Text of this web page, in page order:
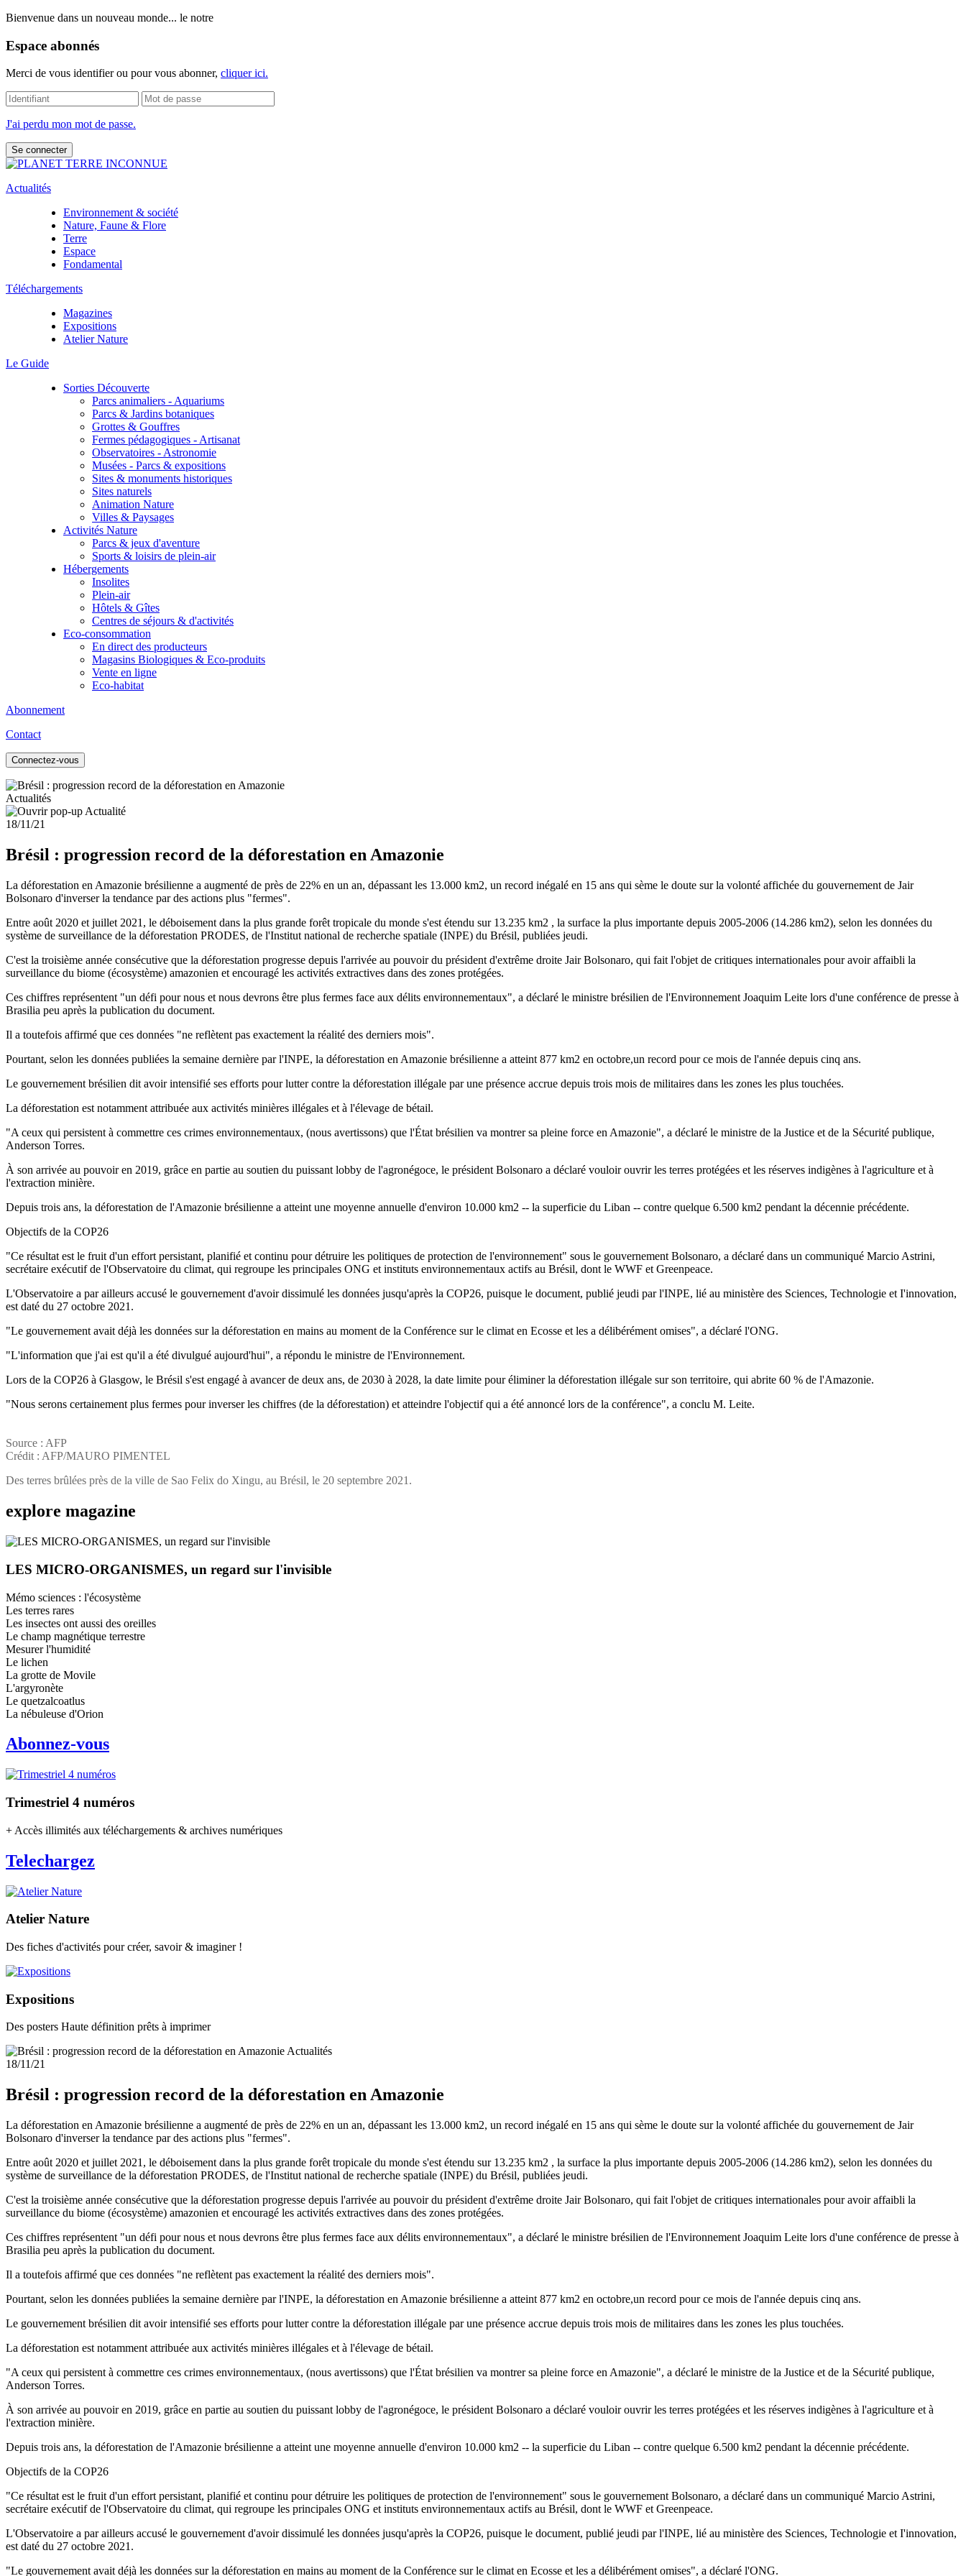
Bienvenue dans un nouveau monde... le notre
Espace abonnés
Merci de vous identifier ou pour vous abonner, cliquer ici.
J'ai perdu mon mot de passe.
Actualités
Environnement & société
Nature, Faune & Flore
Terre
Espace
Fondamental
Téléchargements
Magazines
Expositions
Atelier Nature
Le Guide
Sorties Découverte
Parcs animaliers - Aquariums
Parcs & Jardins botaniques
Grottes & Gouffres
Fermes pédagogiques - Artisanat
Observatoires - Astronomie
Musées - Parcs & expositions
Sites & monuments historiques
Sites naturels
Animation Nature
Villes & Paysages
Activités Nature
Parcs & jeux d'aventure
Sports & loisirs de plein-air
Hébergements
Insolites
Plein-air
Hôtels & Gîtes
Centres de séjours & d'activités
Eco-consommation
En direct des producteurs
Magasins Biologiques & Eco-produits
Vente en ligne
Eco-habitat
Abonnement
Contact
Connectez-vous
Actualités
18/11/21
Brésil : progression record de la déforestation en Amazonie
La déforestation en Amazonie brésilienne a augmenté de près de 22% en un an, dépassant les 13.000 km2, un record inégalé en 15 ans qui sème le doute sur la volonté affichée du gouvernement de Jair
Bolsonaro d'inverser la tendance par des actions plus "fermes".
Entre août 2020 et juillet 2021, le déboisement dans la plus grande forêt tropicale du monde s'est étendu sur 13.235 km2 , la surface la plus importante depuis 2005-2006 (14.286 km2), selon les données du
système de surveillance de la déforestation PRODES, de l'Institut national de recherche spatiale (INPE) du Brésil, publiées jeudi.
C'est la troisième année consécutive que la déforestation progresse depuis l'arrivée au pouvoir du président d'extrême droite Jair Bolsonaro, qui fait l'objet de critiques internationales pour avoir affaibli la
surveillance du biome (écosystème) amazonien et encouragé les activités extractives dans des zones protégées.
Ces chiffres représentent "un défi pour nous et nous devrons être plus fermes face aux délits environnementaux", a déclaré le ministre brésilien de l'Environnement Joaquim Leite lors d'une conférence de presse à
Brasilia peu après la publication du document.
Il a toutefois affirmé que ces données "ne reflètent pas exactement la réalité des derniers mois".
Pourtant, selon les données publiées la semaine dernière par l'INPE, la déforestation en Amazonie brésilienne a atteint 877 km2 en octobre,un record pour ce mois de l'année depuis cinq ans.
Le gouvernement brésilien dit avoir intensifié ses efforts pour lutter contre la déforestation illégale par une présence accrue depuis trois mois de militaires dans les zones les plus touchées.
La déforestation est notamment attribuée aux activités minières illégales et à l'élevage de bétail.
"A ceux qui persistent à commettre ces crimes environnementaux, (nous avertissons) que l'État brésilien va montrer sa pleine force en Amazonie", a déclaré le ministre de la Justice et de la Sécurité publique,
Anderson Torres.
À son arrivée au pouvoir en 2019, grâce en partie au soutien du puissant lobby de l'agronégoce, le président Bolsonaro a déclaré vouloir ouvrir les terres protégées et les réserves indigènes à l'agriculture et à
l'extraction minière.
Depuis trois ans, la déforestation de l'Amazonie brésilienne a atteint une moyenne annuelle d'environ 10.000 km2 -- la superficie du Liban -- contre quelque 6.500 km2 pendant la décennie précédente.
Objectifs de la COP26
"Ce résultat est le fruit d'un effort persistant, planifié et continu pour détruire les politiques de protection de l'environnement" sous le gouvernement Bolsonaro, a déclaré dans un communiqué Marcio Astrini,
secrétaire exécutif de l'Observatoire du climat, qui regroupe les principales ONG et instituts environnementaux actifs au Brésil, dont le WWF et Greenpeace.
L'Observatoire a par ailleurs accusé le gouvernement d'avoir dissimulé les données jusqu'après la COP26, puisque le document, publié jeudi par l'INPE, lié au ministère des Sciences, Technologie et I'innovation,
est daté du 27 octobre 2021.
"Le gouvernement avait déjà les données sur la déforestation en mains au moment de la Conférence sur le climat en Ecosse et les a délibérément omises", a déclaré l'ONG.
"L'information que j'ai est qu'il a été divulgué aujourd'hui", a répondu le ministre de l'Environnement.
Lors de la COP26 à Glasgow, le Brésil s'est engagé à avancer de deux ans, de 2030 à 2028, la date limite pour éliminer la déforestation illégale sur son territoire, qui abrite 60 % de l'Amazonie.
"Nous serons certainement plus fermes pour inverser les chiffres (de la déforestation) et atteindre l'objectif qui a été annoncé lors de la conférence", a conclu M. Leite.
Source : AFP
Crédit : AFP/MAURO PIMENTEL
Des terres brûlées près de la ville de Sao Felix do Xingu, au Brésil, le 20 septembre 2021.
explore magazine
LES MICRO-ORGANISMES, un regard sur l'invisible
Mémo sciences : l'écosystème
Les terres rares
Les insectes ont aussi des oreilles
Le champ magnétique terrestre
Mesurer l'humidité
Le lichen
La grotte de Movile
L'argyronète
Le quetzalcoatlus
La nébuleuse d'Orion
Abonnez-vous
Trimestriel 4 numéros
+ Accès illimités aux téléchargements & archives numériques
Telechargez
Atelier Nature
Des fiches d'activités pour créer, savoir & imaginer !
Expositions
Des posters Haute définition prêts à imprimer
Actualités
18/11/21
Brésil : progression record de la déforestation en Amazonie
La déforestation en Amazonie brésilienne a augmenté de près de 22% en un an, dépassant les 13.000 km2, un record inégalé en 15 ans qui sème le doute sur la volonté affichée du gouvernement de Jair
Bolsonaro d'inverser la tendance par des actions plus "fermes".
Entre août 2020 et juillet 2021, le déboisement dans la plus grande forêt tropicale du monde s'est étendu sur 13.235 km2 , la surface la plus importante depuis 2005-2006 (14.286 km2), selon les données du
système de surveillance de la déforestation PRODES, de l'Institut national de recherche spatiale (INPE) du Brésil, publiées jeudi.
C'est la troisième année consécutive que la déforestation progresse depuis l'arrivée au pouvoir du président d'extrême droite Jair Bolsonaro, qui fait l'objet de critiques internationales pour avoir affaibli la
surveillance du biome (écosystème) amazonien et encouragé les activités extractives dans des zones protégées.
Ces chiffres représentent "un défi pour nous et nous devrons être plus fermes face aux délits environnementaux", a déclaré le ministre brésilien de l'Environnement Joaquim Leite lors d'une conférence de presse à
Brasilia peu après la publication du document.
Il a toutefois affirmé que ces données "ne reflètent pas exactement la réalité des derniers mois".
Pourtant, selon les données publiées la semaine dernière par l'INPE, la déforestation en Amazonie brésilienne a atteint 877 km2 en octobre,un record pour ce mois de l'année depuis cinq ans.
Le gouvernement brésilien dit avoir intensifié ses efforts pour lutter contre la déforestation illégale par une présence accrue depuis trois mois de militaires dans les zones les plus touchées.
La déforestation est notamment attribuée aux activités minières illégales et à l'élevage de bétail.
"A ceux qui persistent à commettre ces crimes environnementaux, (nous avertissons) que l'État brésilien va montrer sa pleine force en Amazonie", a déclaré le ministre de la Justice et de la Sécurité publique,
Anderson Torres.
À son arrivée au pouvoir en 2019, grâce en partie au soutien du puissant lobby de l'agronégoce, le président Bolsonaro a déclaré vouloir ouvrir les terres protégées et les réserves indigènes à l'agriculture et à
l'extraction minière.
Depuis trois ans, la déforestation de l'Amazonie brésilienne a atteint une moyenne annuelle d'environ 10.000 km2 -- la superficie du Liban -- contre quelque 6.500 km2 pendant la décennie précédente.
Objectifs de la COP26
"Ce résultat est le fruit d'un effort persistant, planifié et continu pour détruire les politiques de protection de l'environnement" sous le gouvernement Bolsonaro, a déclaré dans un communiqué Marcio Astrini,
secrétaire exécutif de l'Observatoire du climat, qui regroupe les principales ONG et instituts environnementaux actifs au Brésil, dont le WWF et Greenpeace.
L'Observatoire a par ailleurs accusé le gouvernement d'avoir dissimulé les données jusqu'après la COP26, puisque le document, publié jeudi par l'INPE, lié au ministère des Sciences, Technologie et I'innovation,
est daté du 27 octobre 2021.
"Le gouvernement avait déjà les données sur la déforestation en mains au moment de la Conférence sur le climat en Ecosse et les a délibérément omises", a déclaré l'ONG.